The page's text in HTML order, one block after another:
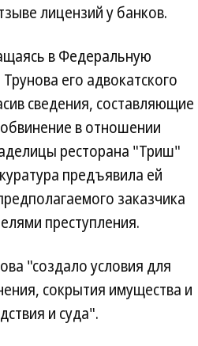
лицензий у банков.
в Федеральную
его адвокатского
сведения, составляющие
в отношении
ресторана "Триш"
предъявила ей
заказчика
преступления.
"создало условия для
сокрытия имущества и
и суда".